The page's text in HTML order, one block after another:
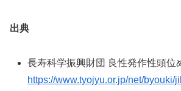
出典
長寿科学振興財団 良性発作性頭位
https://www.tyojyu.or.jp/net/byouki/